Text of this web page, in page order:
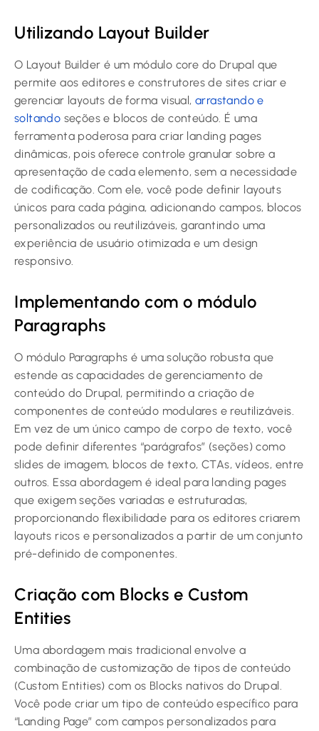
Utilizando Layout Builder
O Layout Builder é um módulo core do Drupal que
permite aos editores e construtores de sites criar e
gerenciar layouts de forma visual, arrastando e
soltando seções e blocos de conteúdo. É uma
ferramenta poderosa para criar landing pages
dinâmicas, pois oferece controle granular sobre a
apresentação de cada elemento, sem a necessidade
de codificação. Com ele, você pode definir layouts
únicos para cada página, adicionando campos, blocos
personalizados ou reutilizáveis, garantindo uma
experiência de usuário otimizada e um design
responsivo.
Implementando com o módulo
Paragraphs
O módulo Paragraphs é uma solução robusta que
estende as capacidades de gerenciamento de
conteúdo do Drupal, permitindo a criação de
componentes de conteúdo modulares e reutilizáveis.
Em vez de um único campo de corpo de texto, você
pode definir diferentes “parágrafos” (seções) como
slides de imagem, blocos de texto, CTAs, vídeos, entre
outros. Essa abordagem é ideal para landing pages
que exigem seções variadas e estruturadas,
proporcionando flexibilidade para os editores criarem
layouts ricos e personalizados a partir de um conjunto
pré-definido de componentes.
Criação com Blocks e Custom
Entities
Uma abordagem mais tradicional envolve a
combinação de customização de tipos de conteúdo
(Custom Entities) com os Blocks nativos do Drupal.
Você pode criar um tipo de conteúdo específico para
“Landing Page” com campos personalizados para